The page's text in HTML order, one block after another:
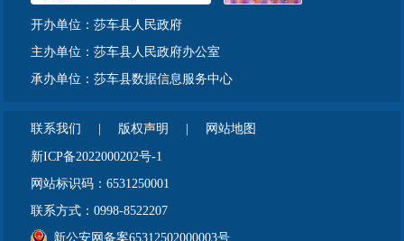
开办单位：莎车县人民政府
主办单位：莎车县人民政府办公室
承办单位：莎车县数据信息服务中心
联系我们 版权声明 网站地图
新ICP备2022000202号-1
网站标识码：6531250001
联系方式：0998-8522207
新公安网备案65312502000003号